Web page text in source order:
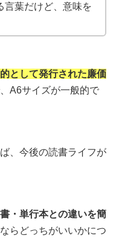
言葉だけど、意味を
として発行された廉価
A6サイズが一般的で
、今後の読書ライフが
・単行本との違いを簡
らどっちがいいかにつ